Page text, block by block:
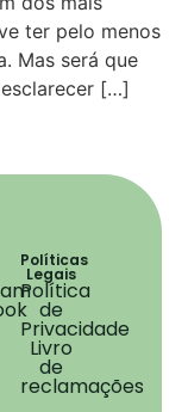
ter pelo menos
Mas será que
[…]
Políticas
Legais
Política
de
Privacidade
Livro
de
reclamações